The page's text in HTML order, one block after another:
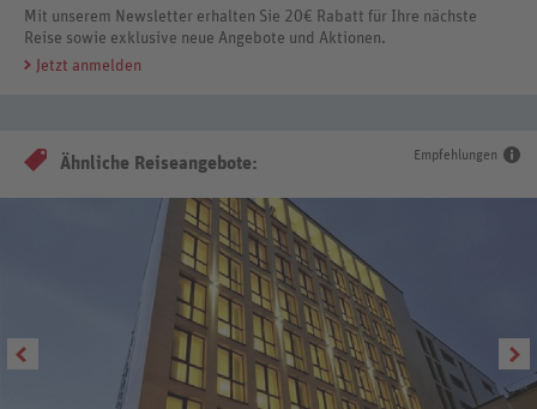
Mit unserem Newsletter erhalten Sie 20€ Rabatt für Ihre nächste
Reise sowie exklusive neue Angebote und Aktionen.
Jetzt anmelden
Empfehlungen
Ähnliche Reiseangebote: